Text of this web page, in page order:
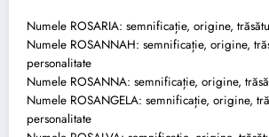
Numele ROSARIA: semnificație, origine,
Numele ROSANNAH: semnificație, origine,
personalitate
Numele ROSANNA: semnificație, origine,
Numele ROSANGELA: semnificație, origine,
personalitate